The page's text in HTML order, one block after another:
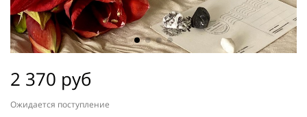
2 370 руб
Ожидается поступление